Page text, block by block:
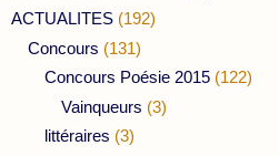
ACTUALITES (192)
Concours (131)
Concours Poésie 2015 (122)
Vainqueurs (3)
littéraires (3)